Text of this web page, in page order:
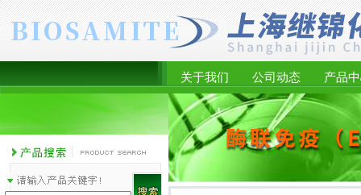
关于我们 公司动态 产品